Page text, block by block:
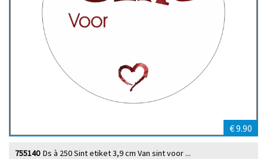
€ 9.90
Ds à 250 Sint etiket 3,9 cm Van sint voor ...
755140